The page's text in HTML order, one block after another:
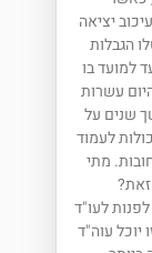
יציאה
הגבלות
למועד בו
עשרות
שנים על
לעמוד
מתי
לעו"ד
עוה"ד